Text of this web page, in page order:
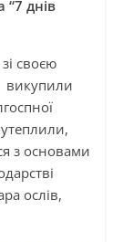
днів
своєю
викупили
з основами
ослів,